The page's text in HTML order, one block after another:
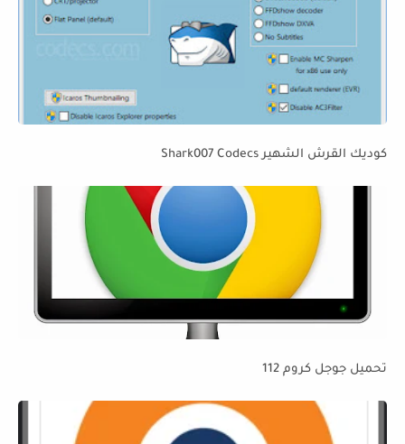
كوديك القرش الشهير Shark007 Codecs
تحميل جوجل كروم 112